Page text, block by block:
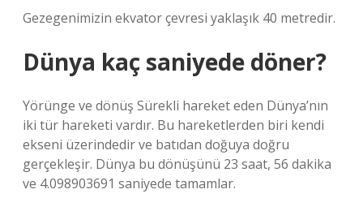
Gezegenimizin ekvator çevresi yaklaşık 40 metredir.
Dünya kaç saniyede döner?
Yörünge ve dönüş Sürekli hareket eden Dünya’nın
iki tür hareketi vardır. Bu hareketlerden biri kendi
ekseni üzerindedir ve batıdan doğuya doğru
gerçekleşir. Dünya bu dönüşünü 23 saat, 56 dakika
ve 4.098903691 saniyede tamamlar.